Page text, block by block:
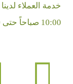
خدمة العملاء
10:00 صباحاً حتى 6:00 مساءً